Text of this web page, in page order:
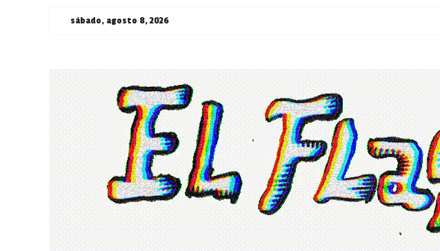
Saltarsábado, agosto 8, 2026
¯\_(ツ)_/
¯